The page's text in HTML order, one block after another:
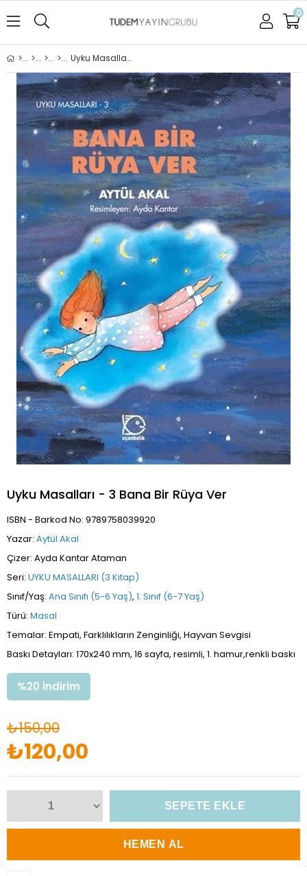
0
Uyku Masalları - 3 Bana Bir Rüya Ver
Uyku Masalları - 3 Bana Bir Rüya Ver
ISBN - Barkod No: 9789758039920
Yazar: Aytül Akal
Çizer: Ayda Kantar Ataman
Seri: UYKU MASALLARI (3 Kitap)
Sınıf/Yaş: Ana Sınıfı (5-6 Yaş), 1. Sınıf (6-7 Yaş)
Türü: Masal
Temalar: Empati, Farklılıkların Zenginliği, Hayvan Sevgisi
Baskı Detayları: 170x240 mm, 16 sayfa, resimli, 1. hamur,renkli baskı
%20 İndirim
₺150,00
₺120,00